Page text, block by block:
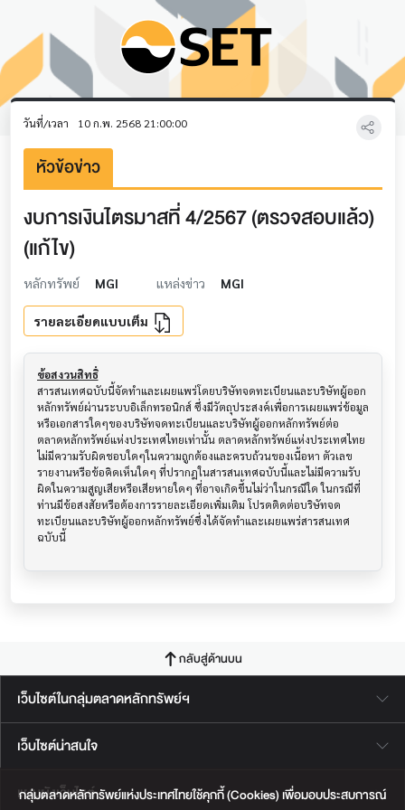
กลุ่มตลาดหลักทรัพย์แห่งประเทศไทยใช้คุกกี้ (Cookies) เพื่อมอบประสบการณ์
วันที่/เวลา 10 ก.พ. 2568 21:00:00
หัวข้อข่าว
งบการเงินไตรมาสที่ 4/2567 (ตรวจสอบแล้ว)
(แก้ไข)
หลักทรัพย์ MGI แหล่งข่าว MGI
รายละเอียดแบบเต็ม
ข้อสงวนสิทธิ์
สารสนเทศฉบับนี้จัดทำและเผยแพร่โดยบริษัทจดทะเบียนและบริษัทผู้ออก
หลักทรัพย์ผ่านระบบอิเล็กทรอนิกส์ ซึ่งมีวัตถุประสงค์เพื่อการเผยแพร่ข้อมูล
หรือเอกสารใดๆของบริษัทจดทะเบียนและบริษัทผู้ออกหลักทรัพย์ต่อ
ตลาดหลักทรัพย์แห่งประเทศไทยเท่านั้น ตลาดหลักทรัพย์แห่งประเทศไทย
ไม่มีความรับผิดชอบใดๆในความถูกต้องและครบถ้วนของเนื้อหา ตัวเลข
รายงานหรือข้อคิดเห็นใดๆ ที่ปรากฎในสารสนเทศฉบับนี้และไม่มีความรับ
ผิดในความสูญเสียหรือเสียหายใดๆ ที่อาจเกิดขึ้นไม่ว่าในกรณีใด ในกรณีที่
ท่านมีข้อสงสัยหรือต้องการรายละเอียดเพิ่มเติม โปรดติดต่อบริษัทจด
ทะเบียนและบริษัทผู้ออกหลักทรัพย์ซึ่งได้จัดทำและเผยแพร่สารสนเทศ
ฉบับนี้
กลับสู่ด้านบน
เว็บไซต์ในกลุ่มตลาดหลักทรัพย์ฯ
เว็บไซต์น่าสนใจ
แผนผังเว็บไซต์